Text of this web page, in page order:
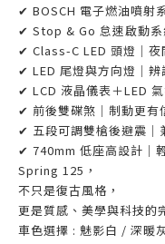
✔ BOSCH 電子燃油噴射
✔ Stop & Go 怠速啟動系
✔ Class-C LED 頭燈｜夜
✔ LED 尾燈與方向燈｜辨
✔ LCD 液晶儀表＋LED
✔ 前後雙碟煞｜制動更有
✔ 五段可調雙槍後避震｜
✔ 740mm 低座高設計｜
Spring 125，
不只是復古風格，
更是質感、美學與科技的
車色選擇 : 魅影白 / 深暖